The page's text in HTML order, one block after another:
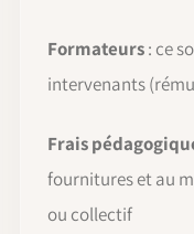
Formateurs: ce
intervenants
Frais
fournitures et au
ou collectif